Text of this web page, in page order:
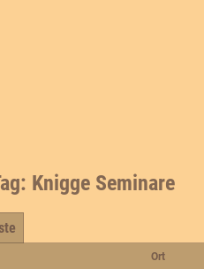
Knigge Seminare
Ort